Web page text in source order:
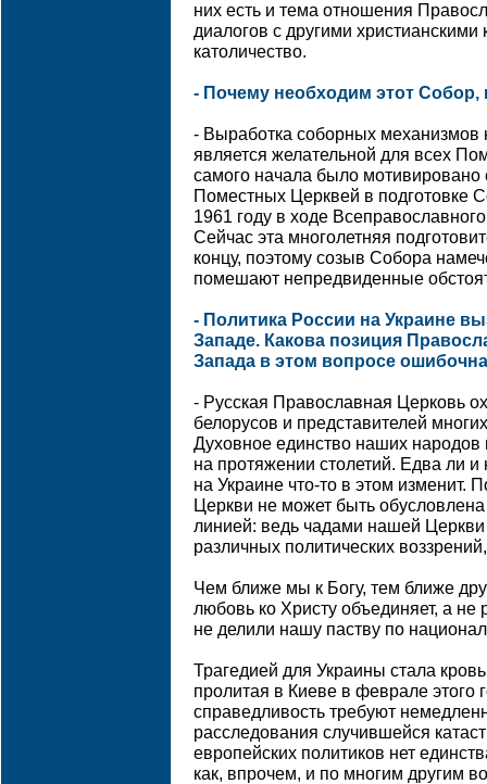
них есть и тема отношения
диалогов с другими
католичество.
- Почему необходим этот Собор,
- Выработка соборных механизмов
является желательной для всех
самого начала было мотивировано
Поместных Церквей в подготовке
1961 году в ходе
Сейчас эта многолетняя
концу, поэтому созыв Собора
помешают непредвиденные
- Политика России на Украине
Западе. Какова позиция
Запада в этом вопросе
- Русская Православная Церковь
белорусов и представителей
Духовное единство наших
на протяжении столетий. Едва ли
на Украине что-то в этом изменит.
Церкви не может быть
линией: ведь чадами нашей
различных политических
Чем ближе мы к Богу, тем ближе
любовь ко Христу объединяет, а
не делили нашу паству по
Трагедией для Украины стала
пролитая в Киеве в феврале этого
справедливость требуют
расследования случившейся
европейских политиков нет
как, впрочем, и по многим другим